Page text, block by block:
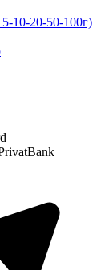
10-20-50-100г)